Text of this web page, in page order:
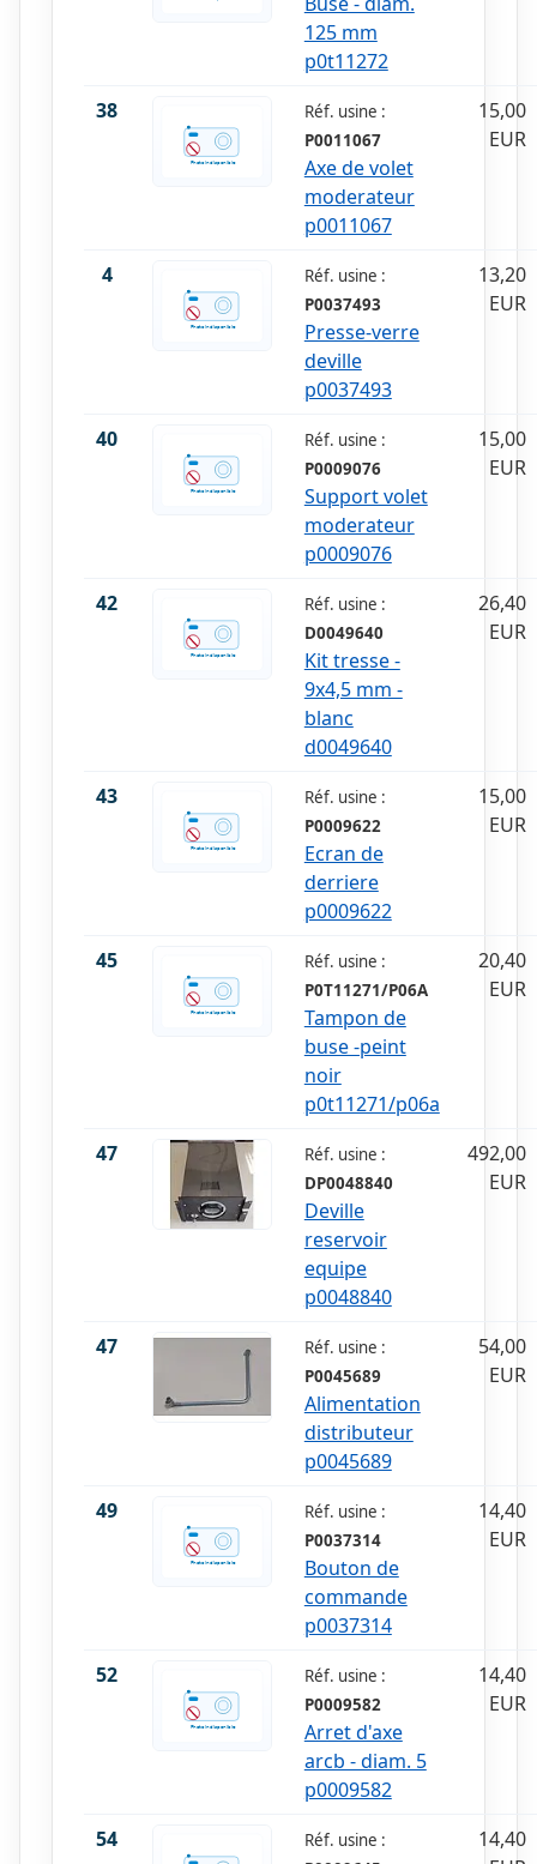
125 mm
p0t11272
38
Réf. usine :
P0011067
Axe de volet
moderateur
p0011067
15,00
EUR
4
Réf. usine :
P0037493
Presse-verre
deville
p0037493
13,20
EUR
40
Réf. usine :
P0009076
Support volet
moderateur
p0009076
15,00
EUR
42
Réf. usine :
D0049640
Kit tresse -
9x4,5 mm -
blanc
d0049640
26,40
EUR
43
Réf. usine :
P0009622
Ecran de
derriere
p0009622
15,00
EUR
45
Réf. usine :
P0T11271/P06A
Tampon de
buse -peint
noir
p0t11271/p06a
20,40
EUR
47
Réf. usine :
DP0048840
Deville
reservoir
equipe
p0048840
492,00
EUR
47
Réf. usine :
P0045689
Alimentation
distributeur
p0045689
54,00
EUR
49
Réf. usine :
P0037314
Bouton de
commande
p0037314
14,40
EUR
52
Réf. usine :
P0009582
Arret d'axe
arcb - diam. 5
p0009582
14,40
EUR
54
Réf. usine :
14,40